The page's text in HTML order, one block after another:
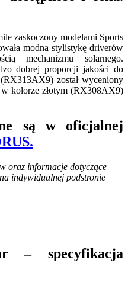
zaskoczony modelami Sports
modna stylistykę driverów
mechanizmu solarnego.
dobrej proporcji jakości do
został wyceniony
kolorze złotym (RX308AX9)
są w oficjalnej
oraz informacje dotyczące
indywidualnej podstronie
– specyfikacja